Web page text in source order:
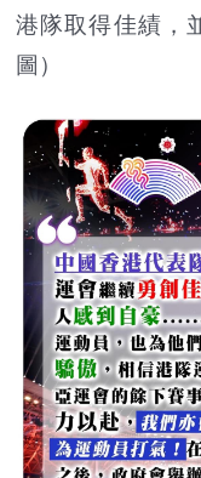
港隊取得佳績，
圖）